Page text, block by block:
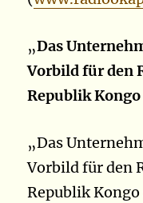
„Das
Vorbild für den
Republik
„Das
Vorbild für den
Republik